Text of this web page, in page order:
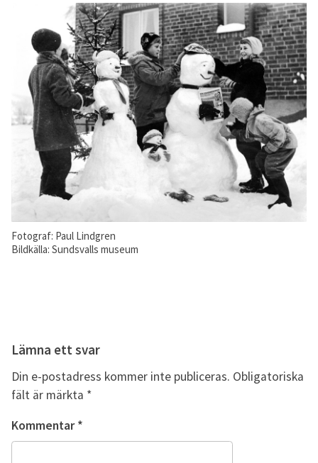
Fotograf: Paul Lindgren
Bildkälla: Sundsvalls museum
Lämna ett svar
Din e-postadress kommer inte publiceras. Obligatoriska
fält är märkta *
Kommentar*